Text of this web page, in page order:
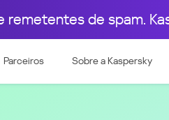
de spam.
Parceiros Sobre a Kaspersky
Leste Europeu
Česká republika
Magyarország